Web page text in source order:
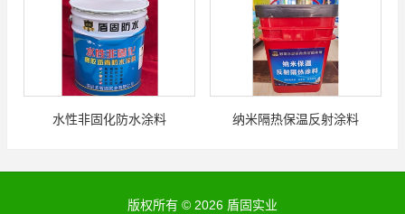
水性非固化防水涂料 纳米隔热保温反射涂料
版权所有 © 2026 盾固实业